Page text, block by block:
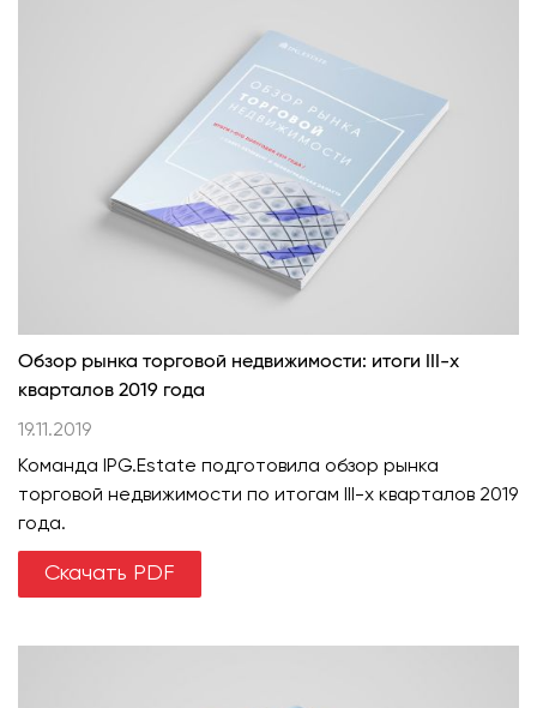
Обзор рынка торговой недвижимости: итоги III-х
кварталов 2019 года
19.11.2019
Команда IPG.Estate подготовила обзор рынка
торговой недвижимости по итогам III-х кварталов 2019
года.
Скачать PDF